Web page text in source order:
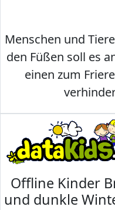
Menschen und
den Füßen soll es
einen zum
Offline Kinder
und dunkle